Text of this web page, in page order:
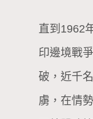
直到1962
印邊境戰
破，近千
虜，在情